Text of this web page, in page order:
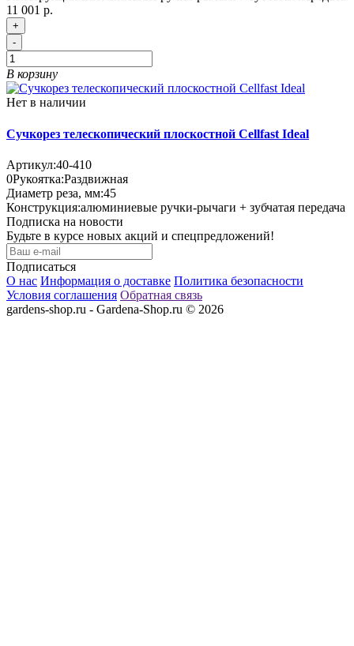
11 001 р.
+
-
В корзину
Нет в наличии
Сучкорез телескопический плоскостной Cellfast Ideal
Артикул:40-410
0Рукоятка:Раздвижная
Диаметр реза, мм:45
Конструкция:алюминиевые ручки-рычаги + зубчатая передача
Подписка на новости
Будьте в курсе новых акций и спецпредложений!
Подписаться
О нас Информация о доставке Политика безопасности
Условия соглашения Обратная связь
gardens-shop.ru - Gardena-Shop.ru © 2026